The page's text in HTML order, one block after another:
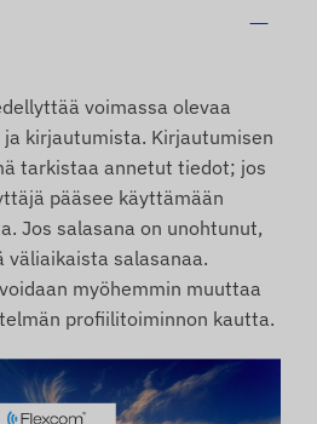
voimassa olevaa
kirjautumista. Kirjautumisen
tarkistaa annetut tiedot; jos
pääsee käyttämään
Jos salasana on unohtunut,
salasanaa.
myöhemmin muuttaa
profiilitoiminnon kautta.